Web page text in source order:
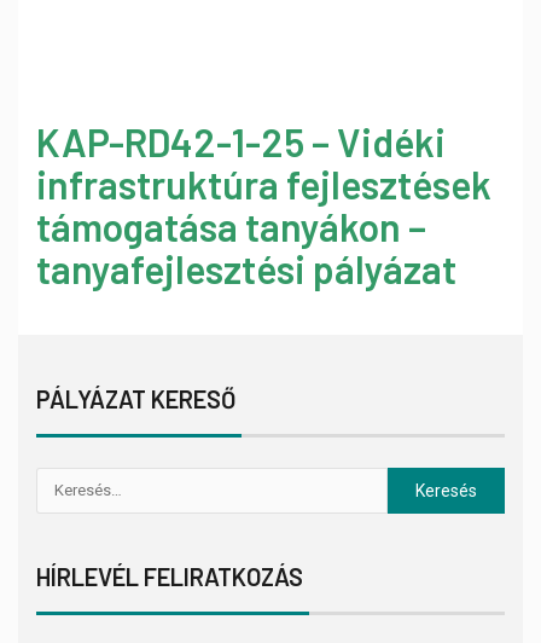
KAP-RD42-1-25 – Vidéki
infrastruktúra fejlesztések
támogatása tanyákon –
tanyafejlesztési pályázat
PÁLYÁZAT KERESŐ
HÍRLEVÉL FELIRATKOZÁS